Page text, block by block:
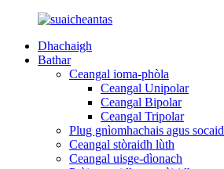
Dhachaigh
Bathar
Ceangal ioma-phòla
Ceangal Unipolar
Ceangal Bipolar
Ceangal Tripolar
Plug gnìomhachais agus socaid
Ceangal stòraidh lùth
Ceangal uisge-dìonach